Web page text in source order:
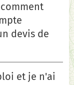
devis de
et je n'ai